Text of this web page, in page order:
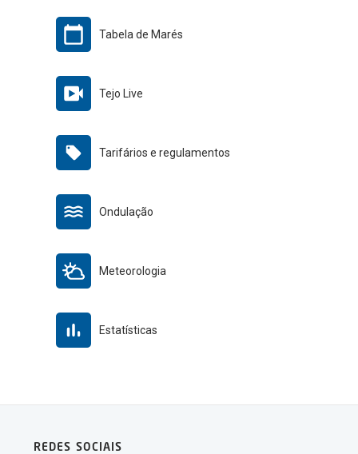
Tabela de Marés
Tejo Live
Tarifários e regulamentos
Ondulação
Meteorologia
Estatísticas
REDES SOCIAIS